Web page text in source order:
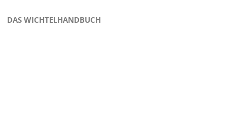
DAS WICHTELHANDBUCH